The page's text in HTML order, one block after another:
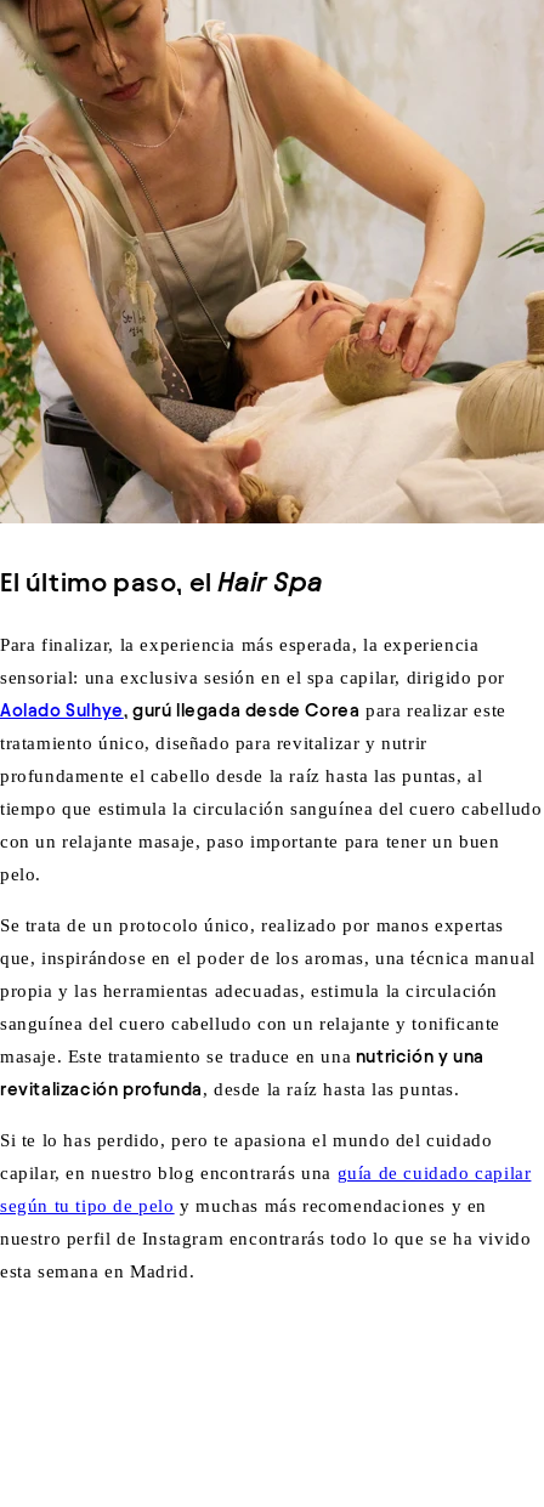
El último paso, elHair Spa
Para finalizar, la experiencia más esperada, la experiencia
sensorial: una exclusiva sesión en el spa capilar, dirigido por
Aolado Sulhye, gurú llegada desde Corea para realizar este
tratamiento único, diseñado para revitalizar y nutrir
profundamente el cabello desde la raíz hasta las puntas, al
tiempo que estimula la circulación sanguínea del cuero cabelludo
con un relajante masaje, paso importante para tener un buen
pelo.
Se trata de un protocolo único, realizado por manos expertas
que, inspirándose en el poder de los aromas, una técnica manual
propia y las herramientas adecuadas, estimula la circulación
sanguínea del cuero cabelludo con un relajante y tonificante
masaje. Este tratamiento se traduce en una nutrición y una
revitalización profunda, desde la raíz hasta las puntas.
Si te lo has perdido, pero te apasiona el mundo del cuidado
capilar, en nuestro blog encontrarás una guía de cuidado capilar
según tu tipo de pelo y muchas más recomendaciones y en
nuestro perfil de Instagram encontrarás todo lo que se ha vivido
esta semana en Madrid.